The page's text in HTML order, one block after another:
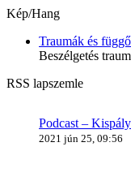
Kép/Hang
Traumák és
Beszélgetés
RSS lapszemle
Podcast –
2021 jún 25, 09:56